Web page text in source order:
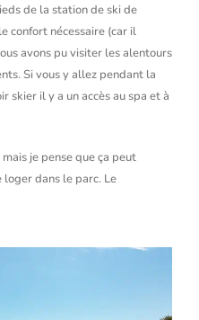
de la station de ski de
confort nécessaire (car il
avons pu visiter les alentours
Si vous y allez pendant la
skier il y a un accès au spa et à
je pense que ça peut
dans le parc. Le